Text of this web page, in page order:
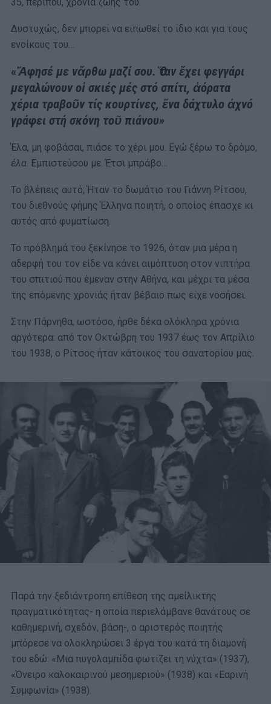
Δυστυχώς, δεν μπορεί να ειπωθεί το ίδιο και για τους
ενοίκους του…
«Ἄφησέ με νἄρθω μαζί σου. Ὅταν ἔχει φεγγάρι
μεγαλώνουν οἱ σκιές μές στό σπίτι, ἀόρατα
χέρια τραβοῦν τίς κουρτίνες, ἕνα δάχτυλο ἀχνό
γράφει στή σκόνη τοῦ πιάνου»
Έλα, μη φοβάσαι, πιάσε το χέρι μου. Εγώ ξέρω το δρόμο,
έλα . Εμπιστεύσου με. Έτσι μπράβο…
Το βλέπεις αυτό; Ήταν το δωμάτιο του Γιάννη Ρίτσου,
του διεθνούς φήμης Έλληνα ποιητή, ο οποίος έπασχε κι
αυτός από φυματίωση.
Το πρόβλημά του ξεκίνησε το 1926, όταν μια μέρα η
αδερφή του τον είδε να κάνει αιμόπτυση στον νιπτήρα
του σπιτιού που έμεναν στην Αθήνα, και μέχρι τα μέσα
της επόμενης χρονιάς ήταν βέβαιο πως είχε νοσήσει.
Στην Πάρνηθα, ωστόσο, ήρθε δέκα ολόκληρα χρόνια
αργότερα: από τον Οκτώβρη του 1937 έως τον Απρίλιο
του 1938, ο Ρίτσος ήταν κάτοικος του σανατορίου μας.
Παρά την ξεδιάντροπη επίθεση της αμείλικτης
πραγματικότητας- η οποία περιελάμβανε θανάτους σε
καθημερινή, σχεδόν, βάση-, ο αριστερός ποιητής
μπόρεσε να ολοκληρώσει 3 έργα του κατά τη διαμονή
του εδώ: «Μια πυγολαμπίδα φωτίζει τη νύχτα» (1937),
«Όνειρο καλοκαιρινού μεσημεριού» (1938) και «Εαρινή
Συμφωνία» (1938).